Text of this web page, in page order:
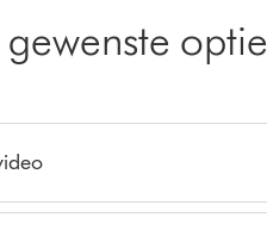
optie